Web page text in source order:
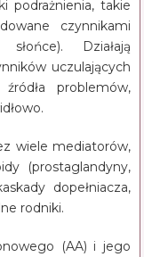
podrażnienia, takie
czynnikami
słońce). Działają
uczulających
problemów,
wiele mediatorów,
(prostaglandyny,
dopełniacza,
rodniki.
(AA) i jego